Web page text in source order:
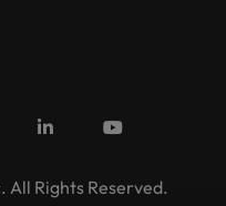
Rights Reserved.